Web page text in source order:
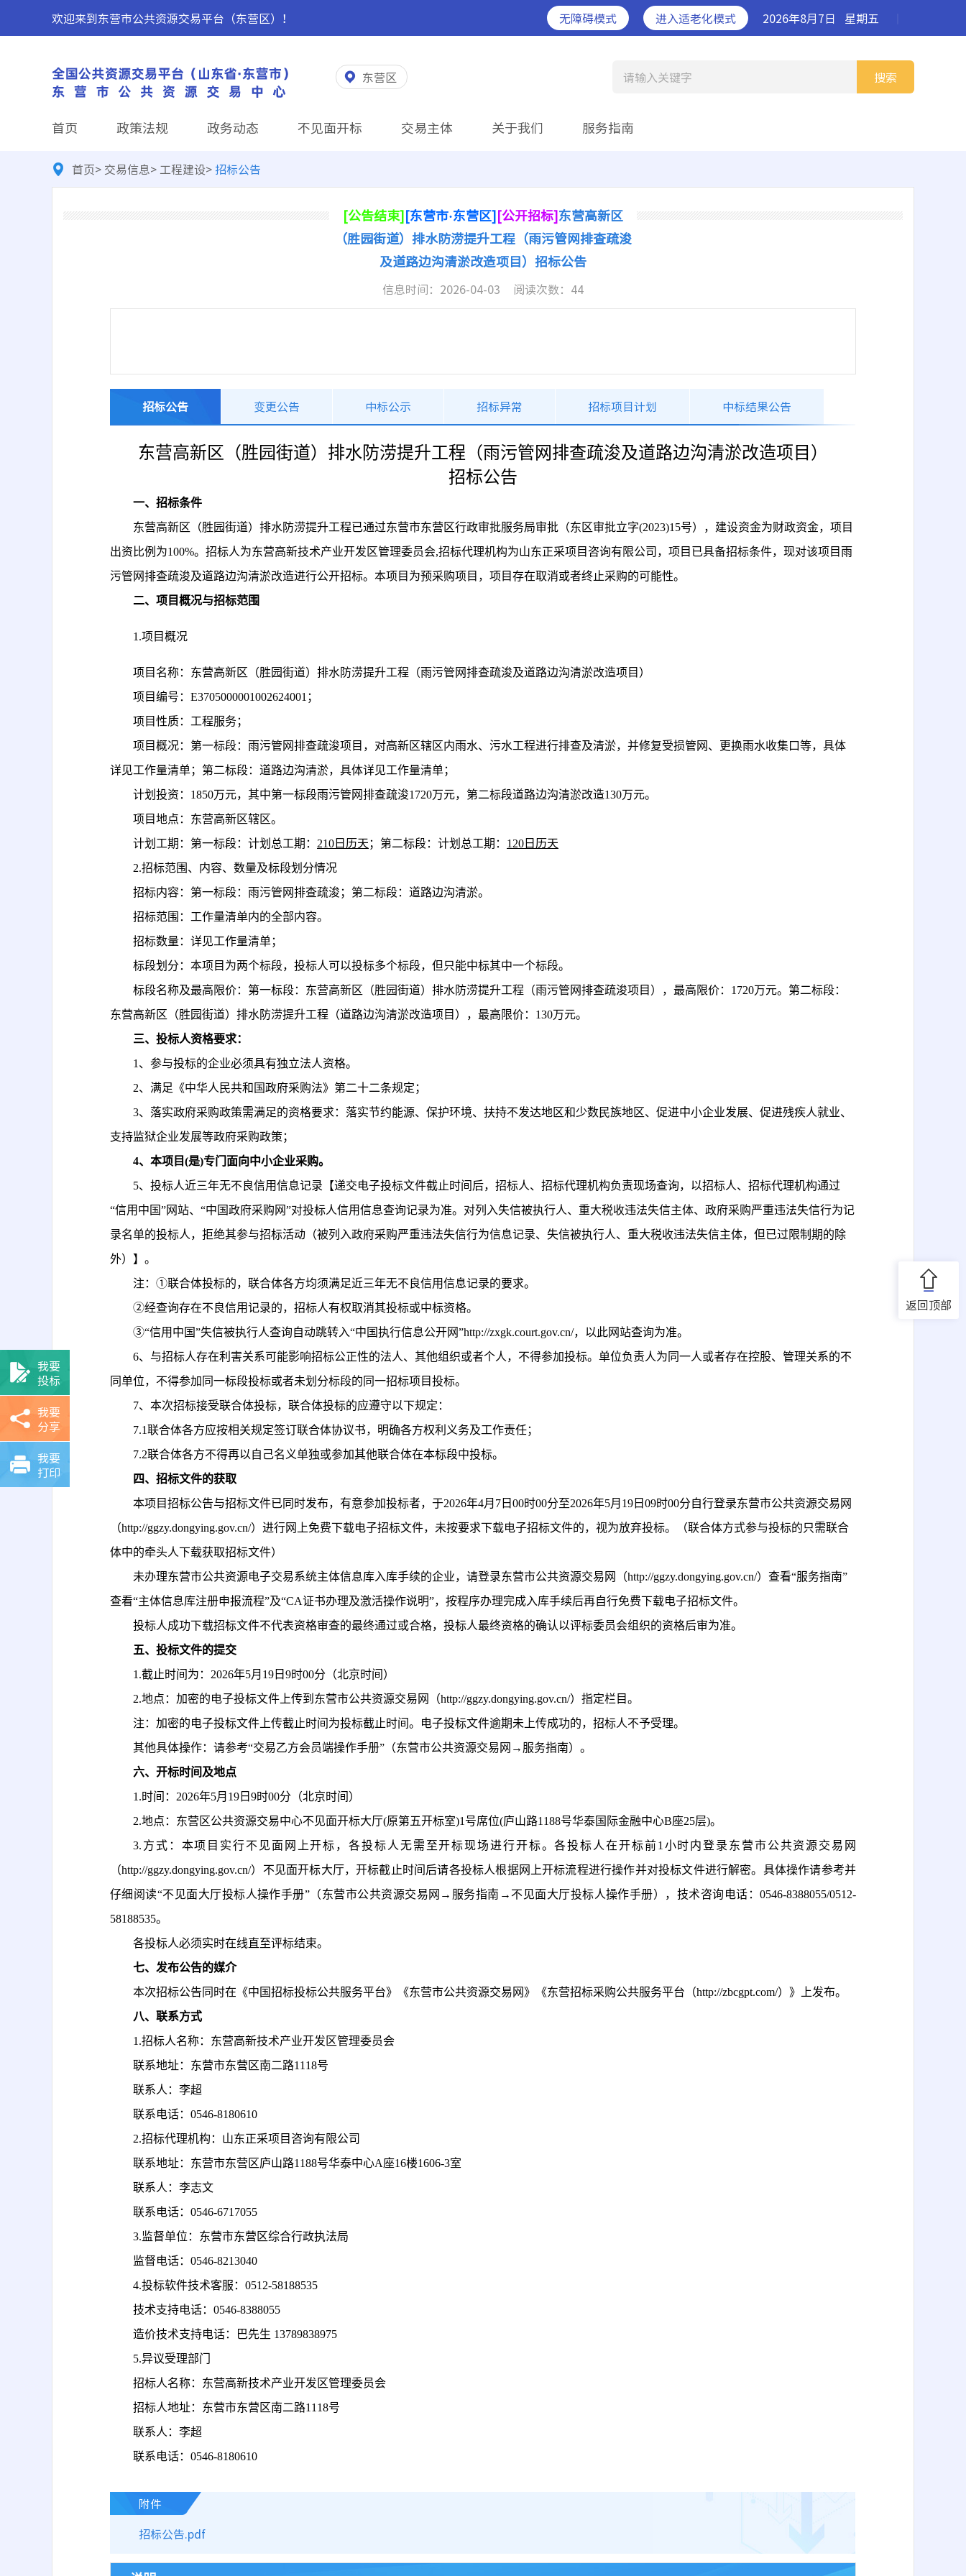
欢迎来到东营市公共资源交易平台（东营区）！ 无障碍模式 进入适老化模式 2026年8月7日 星期五
东营区 搜索
请输入关键字
首页 政策法规 政务动态 不见面开标 交易主体 关于我们 服务指南
返回顶部
首页> 交易信息> 工程建设>招标公告
[公告结束][东营市·东营区][公开招标]东营高新区
（胜园街道）排水防涝提升工程（雨污管网排查疏浚
及道路边沟清淤改造项目）招标公告
信息时间： 2026-04-03 阅读次数： 44
招标公告 变更公告 中标公示 招标异常 招标项目计划 中标结果公告
东营高新区（胜园街道）排水防涝提升工程（雨污管网排查疏浚及道路边沟清淤改造项目）
招标公告
一、 招标条件
东营高新区（胜园街道）排水防涝提升工程已通过东营市东营区行政审批服务局审批（东区审批立字(2023)15号） ， 建设资金为财政资金，项目
出资比例为100%。招标人为东营高新技术产业开发区管理委员会,招标代理机构为山东正采项目咨询有限公司， 项目 已具备招标条件，现对该项目雨
污管网排查疏浚及道路边沟清淤改造进行公开招标。本项目为预采购项目，项目存在取消或者终止采购的可能性。
二、项目概况与招标范围
1.项目概况
项目 名称：东营高新区（胜园街道）排水防涝提升工程（雨污管网排查疏浚及道路边沟清淤改造项目）
项目编号： E3705000001002624001；
项目性质：工程服务；
项目概况：第一标段：雨污管网排查疏浚项目，对高新区辖区内雨水、污水工程进行排查及清淤，并修复受损管网、更换雨水收集口等， 具体
详见工作量清单；第二标段： 道路边沟清淤， 具体详见工作量清单；
计划投资： 1850万元，其中第一标段雨污管网排查疏浚1720万元，第二标段道路边沟清淤改造130万元。
项目地点：东营高新区辖区。
计划工期：第一标段：计划总工期： 210日历天 ；第二标段： 计划总工期： 120日历天
2.招标范围、内容、数量及标段划分情况
招标内容：第一标段：雨污管网排查疏浚；第二标段：道路边沟清淤。
招标范围：工作量清单内的全部内容。
招标数量：详见工作量清单；
标段划分：本项目为两个标段，投标人可以投标多个标段，但只能中标其中一个标段。
标段名称及最高限价：第一标段：东营高新区（胜园街道）排水防涝提升工程（雨污管网排查疏浚项目），最高限价： 1720万元。第二标段：
东营高新区（胜园街道）排水防涝提升工程（道路边沟清淤改造项目），最高限价：130万元。
三、投标人资格要求：
1、参与投标的企业必须具有独立法人资格。
2、满足《中华人民共和国政府采购法》第二十二条规定；
3、 落实政府采购政策需满足的资格要求：落实节约能源、保护环境、扶持不发达地区和少数民族地区、促进中小企业发展、促进残疾人就业、
支持监狱企业发展等政府采购政策；
4、 本项目(是)专门面向中小企业采购。
5、 投标人近三年无不良信用信息记录【递交电子投标文件截止时间后，招标人、招标代理机构负责现场查询，以招标人、招标代理机构通过
“信用中国”网站、“中国政府采购网”对投标人信用信息查询记录为准。对列入失信被执行人、重大税收违法失信主体、政府采购严重违法失信行为记
录名单的投标人，拒绝其参与招标活动（被列入政府采购严重违法失信行为信息记录、失信被执行人、重大税收违法失信主体，但已过限制期的除
外）】。
注： ①联合体投标的，联合体各方均须满足近三年无不良信用信息记录的要求。
②经查询存在不良信用记录的，招标人有权取消其投标或中标资格。
③“信用中国”失信被执行人查询自动跳转入“中国执行信息公开网”http://zxgk.court.gov.cn/，以此网站查询为准。
6、 与招标人存在利害关系可能影响招标公正性的法人、其他组织或者个人，不得参加投标。单位负责人为同一人或者存在控股、管理关系的不
同单位，不得参加同一标段投标或者未划分标段的同一招标项目投标。
7、本次招标接受联合体投标，联合体投标的应遵守以下规定：
7.1联合体各方应按相关规定签订联合体协议书，明确各方权利义务及工作责任；
7.2联合体各方不得再以自己名义单独或参加其他联合体在本标段中投标。
四、招标文件的获取
本项目招标公告与招标文件已同时发布，有意参加投标者，于2026年4月7日00时00分至2026年5月19日09时00分自行登录东营市公共资源交易网
（http://ggzy.dongying.gov.cn/）进行网上免费下载电子招标文件，未按要求下载电子招标文件的，视为放弃投标。（联合体方式参与投标的只需联合
体中的牵头人下载获取招标文件）
未办理东营市公共资源电子交易系统主体信息库入库手续的企业，请登录东营市公共资源交易网（http://ggzy.dongying.gov.cn/）查看“服务指南”
查看“主体信息库注册申报流程”及“CA证书办理及激活操作说明”，按程序办理完成入库手续后再自行免费下载电子招标文件。
投标人成功下载招标文件不代表资格审查的最终通过或合格，投标人最终资格的确认以评标委员会组织的资格后审为准。
五、投标文件的提交
1.截止时间为： 2026年5月19日9时00分（北京时间）
2.地点： 加密的电子投标文件上传到东营市公共资源交易网（http://ggzy.dongying.gov.cn/）指定栏目。
注：加密的电子投标文件上传截止时间为投标截止时间。电子投标文件逾期未上传成功的，招标人不予受理。
其他具体操作：请参考“交易乙方会员端操作手册”（东营市公共资源交易网→服务指南）。
六、开标时间及地点
1.时间：2026年5月19日9时00分（北京时间）
2.地点：东营区公共资源交易中心不见面开标大厅(原第五开标室)1号席位(庐山路1188号华泰国际金融中心B座25层)。
3.方式：本项目实行不见面网上开标，各投标人无需至开标现场进行开标。各投标人在开标前1小时内登录东营市公共资源交易网
（http://ggzy.dongying.gov.cn/）不见面开标大厅，开标截止时间后请各投标人根据网上开标流程进行操作并对投标文件进行解密。具体操作请参考并
仔细阅读“不见面大厅投标人操作手册”（东营市公共资源交易网→服务指南→不见面大厅投标人操作手册），技术咨询电话：0546-8388055/0512-
58188535。
各投标人必须实时在线直至评标结束。
七、发布公告的媒介
本次招标公告同时在《中国招标投标公共服务平台》《东营市公共资源交易网》《东营招标采购公共服务平台（http://zbcgpt.com/）》上发布。
八、联系方式
1.招标人名称：东营高新技术产业开发区管理委员会
联系地址：东营市东营区南二路1118号
联系人：李超
联系电话： 0546-8180610
2.招标代理机构：山东正采项目咨询有限公司
联系地址：东营市东营区庐山路1188号华泰中心A座16楼1606-3室
联系人：李志文
联系电话： 0546-6717055
3.监督单位：东营市东营区综合行政执法局
监督电话： 0546-8213040
4.投标软件技术客服：0512-58188535
技术支持电话： 0546-8388055
造价技术支持电话：巴先生 13789838975
5.异议受理部门
招标人名称：东营高新技术产业开发区管理委员会
招标人地址：东营市东营区南二路1118号
联系人：李超
联系电话： 0546-8180610
附件
招标公告.pdf
我要
投标
我要
分享
我要
打印